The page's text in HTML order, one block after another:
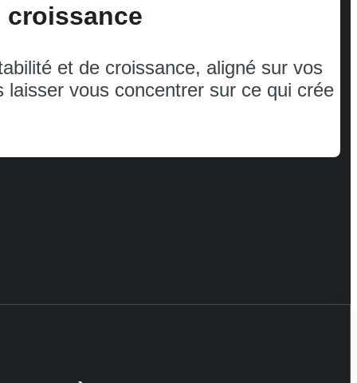
croissance
et de croissance, aligné sur vos
vous concentrer sur ce qui crée